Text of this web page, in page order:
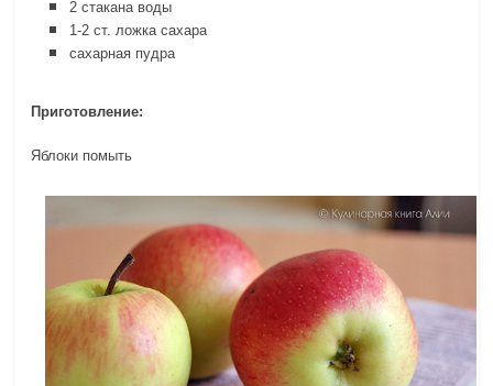
2 стакана воды
1-2 ст. ложка сахара
сахарная пудра
Приготовление:
Яблоки помыть